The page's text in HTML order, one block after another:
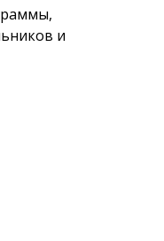
и